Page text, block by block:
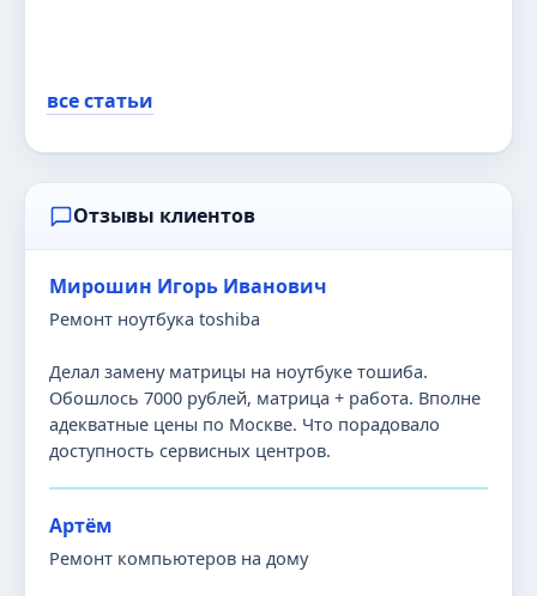
все статьи
Отзывы клиентов
Мирошин Игорь Иванович
Ремонт ноутбука toshiba
Делал замену матрицы на ноутбуке тошиба.
Обошлось 7000 рублей, матрица + работа. Вполне
адекватные цены по Москве. Что порадовало
доступность сервисных центров.
Артём
Ремонт компьютеров на дому